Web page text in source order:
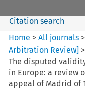
Citation search
Home >All journals >
Arbitration Review]
The disputed
in Europe: a review
appeal of Madrid of